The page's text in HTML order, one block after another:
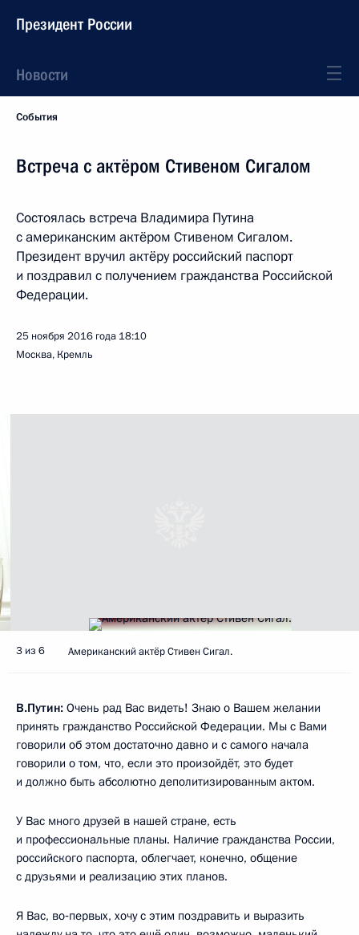
Президент России
Новости
События
Встреча с актёром Стивеном Сигалом
Состоялась встреча Владимира Путина
с американским актёром Стивеном Сигалом.
Президент вручил актёру российский паспорт
и поздравил с получением гражданства Российской
Федерации.
25 ноября 2016 года 18:10
Москва, Кремль
3 из 6 Американский актёр Стивен Сигал.
В.Путин: Очень рад Вас видеть! Знаю о Вашем желании
принять гражданство Российской Федерации. Мы с Вами
говорили об этом достаточно давно и с самого начала
говорили о том, что, если это произойдёт, это будет
и должно быть абсолютно деполитизированным актом.
У Вас много друзей в нашей стране, есть
и профессиональные планы. Наличие гражданства России,
российского паспорта, облегчает, конечно, общение
с друзьями и реализацию этих планов.
Я Вас, во‑первых, хочу с этим поздравить и выразить